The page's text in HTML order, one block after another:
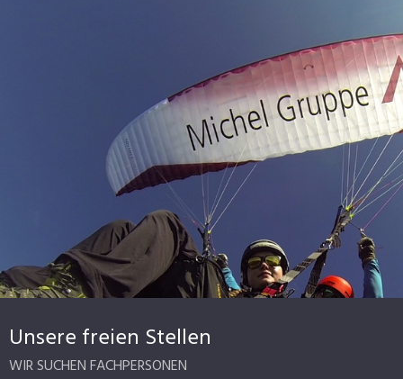
Unsere freien Stellen
WIR SUCHEN FACHPERSONEN